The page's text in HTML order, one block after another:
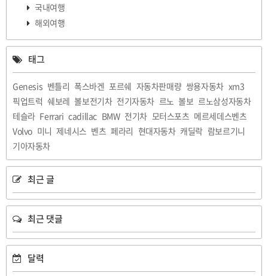
국내여행
해외여행
태그
Genesis 벤틀리 폭스바겐 포르쉐 자동차판매량 쌍용자동차 xm3
픽업트럭 쉐보레 볼보전기차 전기자동차 르노 볼보 르노삼성자동차
테슬라 Ferrari cadillac BMW 전기차 모터스포츠 메르세데스벤츠
Volvo 미니 제네시스 벤츠 페라리 현대자동차 캐딜락 람보르기니
기아자동차
최근 글
최근 댓글
달력